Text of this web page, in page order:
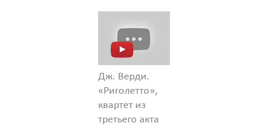
Дж. Верди.
«Риголетто»,
квартет из
третьего акта